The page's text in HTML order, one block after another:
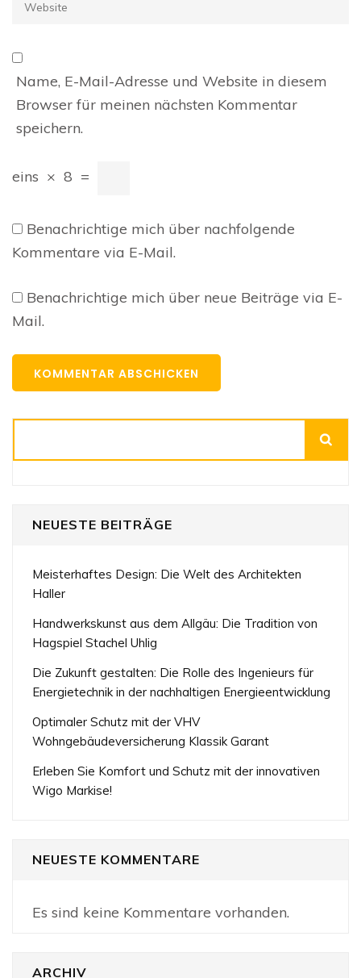
Name, E-Mail-Adresse und Website in diesem
Browser für meinen nächsten Kommentar
speichern.
eins × 8 =
Benachrichtige mich über nachfolgende
Kommentare via E-Mail.
Benachrichtige mich über neue Beiträge via E-
Mail.
NEUESTE BEITRÄGE
Meisterhaftes Design: Die Welt des Architekten
Haller
Handwerkskunst aus dem Allgäu: Die Tradition von
Hagspiel Stachel Uhlig
Die Zukunft gestalten: Die Rolle des Ingenieurs für
Energietechnik in der nachhaltigen Energieentwicklung
Optimaler Schutz mit der VHV
Wohngebäudeversicherung Klassik Garant
Erleben Sie Komfort und Schutz mit der innovativen
Wigo Markise!
NEUESTE KOMMENTARE
Es sind keine Kommentare vorhanden.
ARCHIV